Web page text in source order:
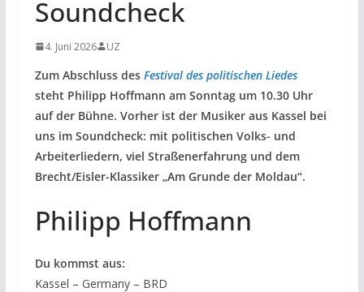
Soundcheck
4. Juni 2026 UZ
Zum Abschluss des Festival des politischen Liedes
steht Philipp Hoffmann am Sonntag um 10.30 Uhr
auf der Bühne. Vorher ist der Musiker aus Kassel bei
uns im Soundcheck: mit politischen Volks- und
Arbeiterliedern, viel Straßenerfahrung und dem
Brecht/Eisler-Klassiker „Am Grunde der Moldau“.
Philipp Hoffmann
Du kommst aus:
Kassel – Germany – BRD